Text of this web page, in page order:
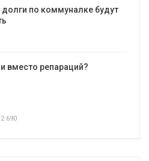
долги по коммуналке будут
вместо репараций?
690